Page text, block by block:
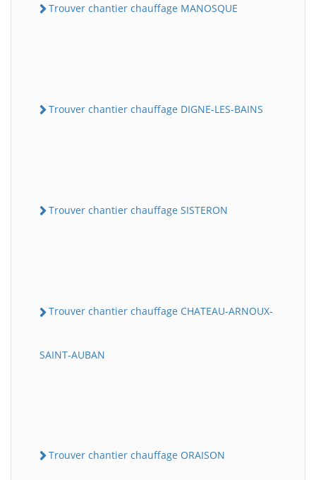
Trouver chantier chauffage MANOSQUE
Trouver chantier chauffage DIGNE-LES-BAINS
Trouver chantier chauffage SISTERON
Trouver chantier chauffage CHATEAU-ARNOUX-
SAINT-AUBAN
Trouver chantier chauffage ORAISON